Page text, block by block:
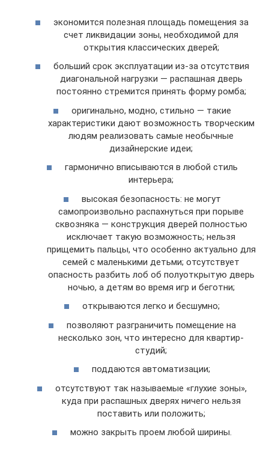
экономится полезная площадь помещения за
счет ликвидации зоны, необходимой для
открытия классических дверей;
больший срок эксплуатации из-за отсутствия
диагональной нагрузки — распашная дверь
постоянно стремится принять форму ромба;
оригинально, модно, стильно — такие
характеристики дают возможность творческим
людям реализовать самые необычные
дизайнерские идеи;
гармонично вписываются в любой стиль
интерьера;
высокая безопасность: не могут
самопроизвольно распахнуться при порыве
сквозняка — конструкция дверей полностью
исключает такую возможность; нельзя
прищемить пальцы, что особенно актуально для
семей с маленькими детьми; отсутствует
опасность разбить лоб об полуоткрытую дверь
ночью, а детям во время игр и беготни;
открываются легко и бесшумно;
позволяют разграничить помещение на
несколько зон, что интересно для квартир-
студий;
поддаются автоматизации;
отсутствуют так называемые «глухие зоны»,
куда при распашных дверях ничего нельзя
поставить или положить;
можно закрыть проем любой ширины.